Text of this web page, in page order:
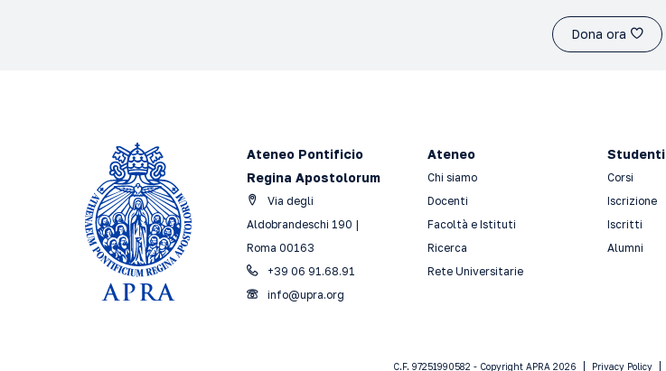
Dona ora
Ateneo Pontificio
Regina Apostolorum
Via degli
Aldobrandeschi 190 |
Roma 00163
+39 06 91.68.91
info@upra.org
Ateneo
Chi siamo
Docenti
Facoltà e Istituti
Ricerca
Rete Universitarie
Studenti
Corsi
Iscrizione
Iscritti
Alumni
C.F. 97251990582 - Copyright APRA 2026 Privacy Policy